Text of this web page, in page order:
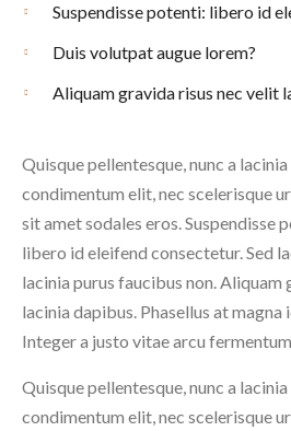
Suspendisse potenti: libero id
Duis volutpat augue lorem?
Aliquam gravida risus nec velit
Quisque pellentesque, nunc a
condimentum elit, nec scelerisque
sit amet sodales eros. Suspendisse
libero id eleifend consectetur. Sed
lacinia purus faucibus non. Aliquam
lacinia dapibus. Phasellus at
Integer a justo vitae arcu
Quisque pellentesque, nunc a
condimentum elit, nec scelerisque